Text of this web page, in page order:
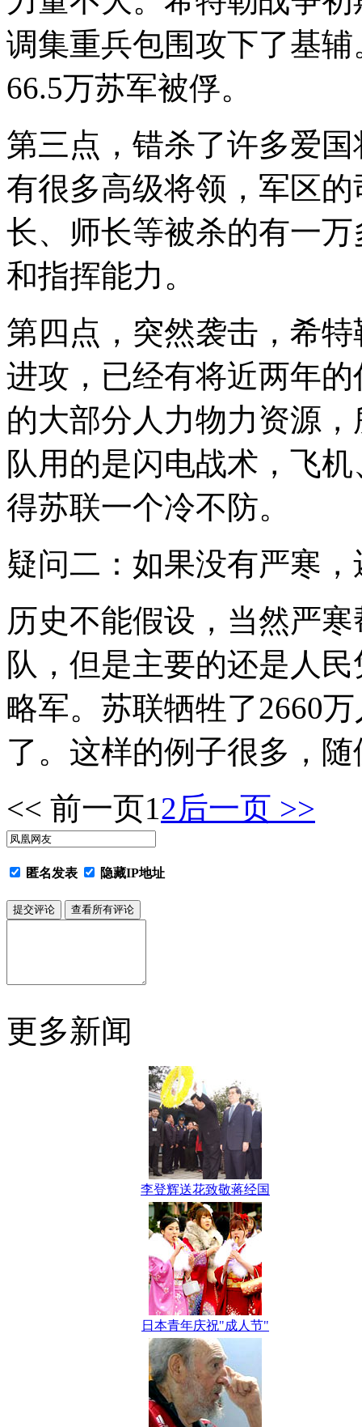
调集重兵包围攻下了基
66.5万苏军被俘。
第三点，错杀了许多爱
有很多高级将领，军区
长、师长等被杀的有一
和指挥能力。
第四点，突然袭击，希
进攻，已经有将近两年
的大部分人力物力资源
队用的是闪电战术，飞
得苏联一个冷不防。
疑问二：如果没有严寒
历史不能假设，当然严
队，但是主要的还是人
略军。苏联牺牲了2660
了。这样的例子很多，
<< 前一页12后一页 >>
匿名发表 隐藏IP地址
更多新闻
李登辉送花致敬蒋经国
日本青年庆祝"成人节"